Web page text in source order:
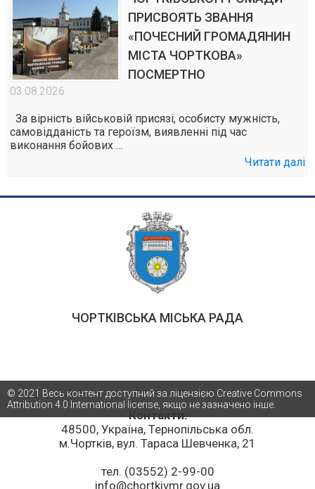
ПРИСВОЯТЬ ЗВАННЯ
«ПОЧЕСНИЙ ГРОМАДЯНИН
МІСТА ЧОРТКОВА»
ПОСМЕРТНО
03.08.2026
За вірність військовій присязі, особисту мужність,
самовідданість та героїзм, виявленні під час
виконання бойових …
Читати далі
ЧОРТКІВСЬКА МІСЬКА РАДА
Контакти:
48500, Україна, Тернопільська обл.
м.Чортків, вул. Тараса Шевченка, 21
тел. (03552) 2-99-00
info@chortkivmr.gov.ua
© 2021 Весь контент доступний за ліцензією Creative Commons
Attribution 4.0 International license, якщо не зазначено інше.